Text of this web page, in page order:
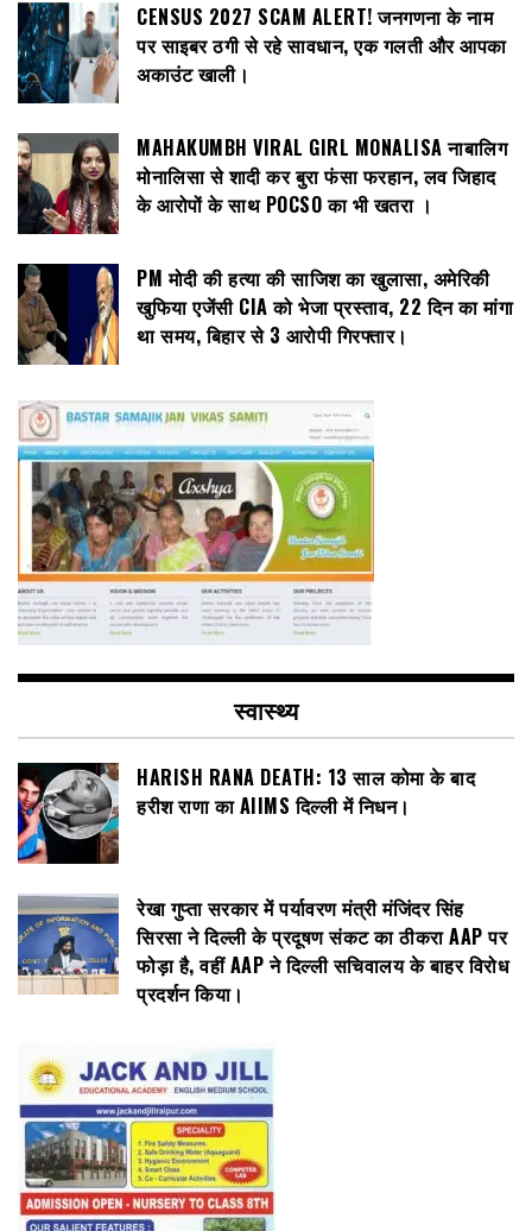
CENSUS 2027 SCAM ALERT! जनगणना के नाम
पर साइबर ठगी से रहे सावधान, एक गलती और आपका
अकाउंट खाली।
MAHAKUMBH VIRAL GIRL MONALISA नाबालिग
मोनालिसा से शादी कर बुरा फंसा फरहान, लव जिहाद
के आरोपों के साथ POCSO का भी खतरा ।
PM मोदी की हत्या की साजिश का खुलासा, अमेरिकी
खुफिया एजेंसी CIA को भेजा प्रस्ताव, 22 दिन का मांगा
था समय, बिहार से 3 आरोपी गिरफ्तार।
स्वास्थ्य
HARISH RANA DEATH: 13 साल कोमा के बाद
हरीश राणा का AIIMS दिल्ली में निधन।
रेखा गुप्ता सरकार में पर्यावरण मंत्री मंजिंदर सिंह
सिरसा ने दिल्ली के प्रदूषण संकट का ठीकरा AAP पर
फोड़ा है, वहीं AAP ने दिल्ली सचिवालय के बाहर विरोध
प्रदर्शन किया।